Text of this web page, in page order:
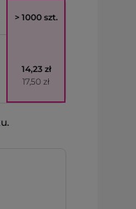
> 1000 szt.
14,23 zł
17,50 zł